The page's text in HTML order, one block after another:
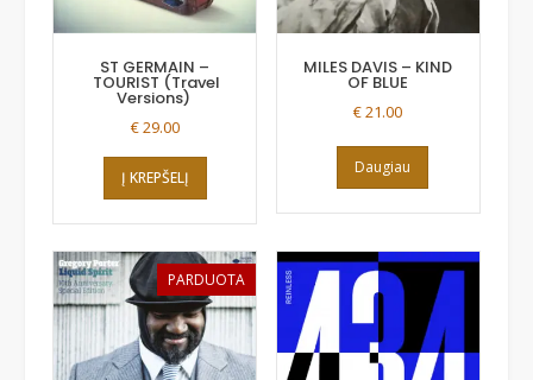
ST GERMAIN ‎–
TOURIST (Travel
Versions)
€29.00
Į KREPŠELĮ
MILES DAVIS – KIND
OF BLUE
€21.00
Daugiau
PARDUOTA